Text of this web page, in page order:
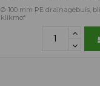
Ø 100 mm PE drainagebuis,
klikmof